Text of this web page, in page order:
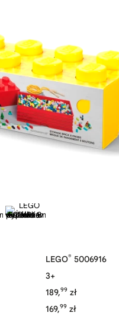
LEGO® 5006916
3+
189,99 zł
169,99 zł